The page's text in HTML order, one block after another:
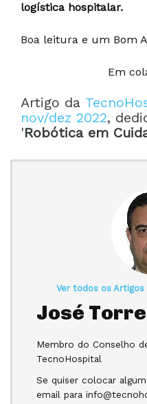
logística hospitalar.
Boa leitura e um Bom
Em
Artigo da
nov/dez 2022,
'Robótica em
Ver todos os Artigos
José
Membro do Conselho
TecnoHospital
Se quiser colocar
email para